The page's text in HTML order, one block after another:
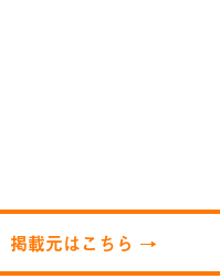
掲載元はこちら →